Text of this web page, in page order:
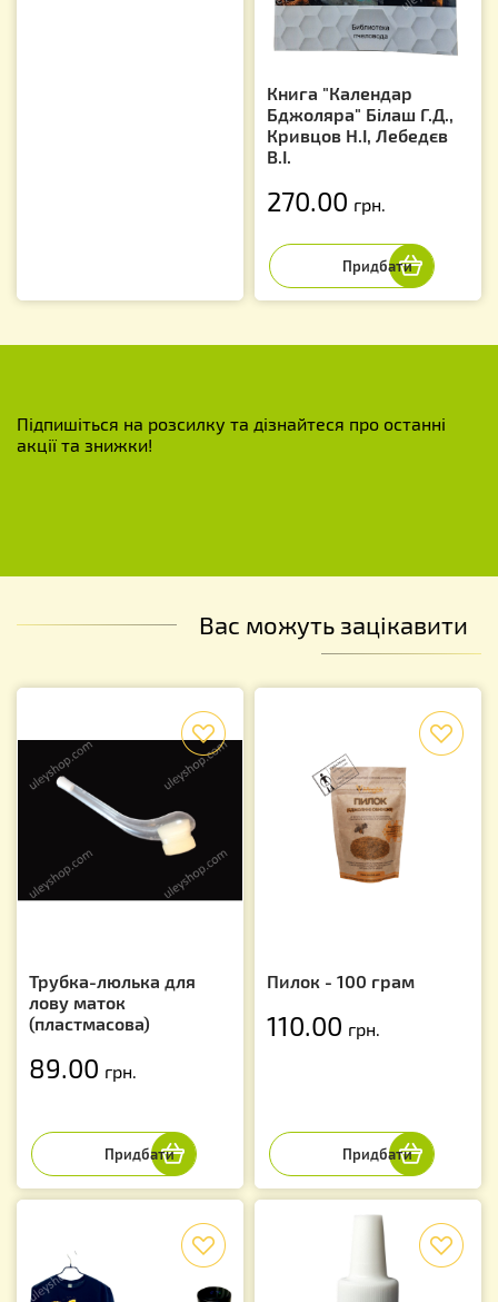
Книга "Календар
Бджоляра" Білаш Г.Д.,
Кривцов Н.І, Лебедєв
В.І.
270.00 грн.
Підпишіться на розсилку та дізнайтеся про останні
акції та знижки!
Вас можуть зацікавити
Трубка-люлька для
лову маток
(пластмасова)
89.00 грн.
Пилок - 100 грам
110.00 грн.